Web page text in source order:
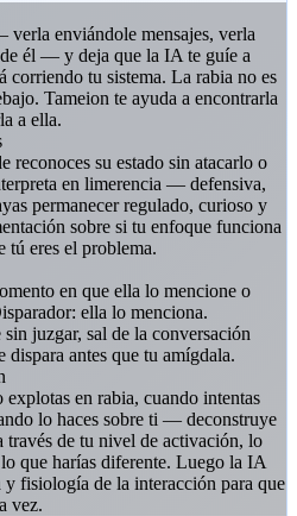
enviándole mensajes, verla
él — y deja que la IA te guíe a
corriendo tu sistema. La rabia no es
Tameion te ayuda a encontrarla
a ella.
reconoces su estado sin atacarlo o
en limerencia — defensiva,
permanecer regulado, curioso y
sobre si tu enfoque funciona
tú eres el problema.
en que ella lo mencione o
ella lo menciona.
juzgar, sal de la conversación
dispara antes que tu amígdala.
en rabia, cuando intentas
lo haces sobre ti — deconstruye
de tu nivel de activación, lo
que harías diferente. Luego la IA
fisiología de la interacción para que
vez.